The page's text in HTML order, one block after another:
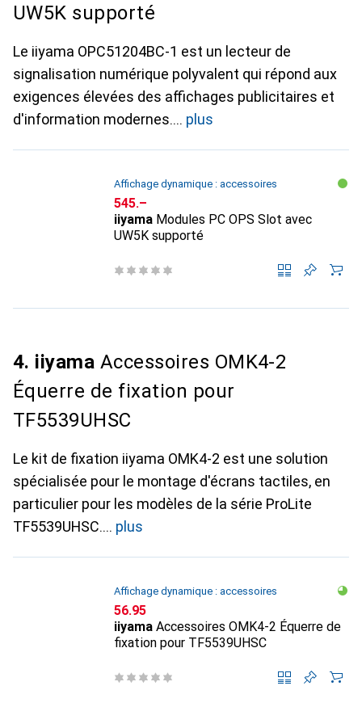
UW5K supporté
Le iiyama OPC51204BC-1 est un lecteur de
signalisation numérique polyvalent qui répond aux
exigences élevées des affichages publicitaires et
d'information modernes.
plus
Affichage dynamique : accessoires
CHF
545.–
iiyama Modules PC OPS Slot avec
UW5K supporté
4. iiyama Accessoires OMK4-2
Équerre de fixation pour
TF5539UHSC
Le kit de fixation iiyama OMK4-2 est une solution
spécialisée pour le montage d'écrans tactiles, en
particulier pour les modèles de la série ProLite
TF5539UHSC.
plus
Affichage dynamique : accessoires
CHF
56.95
iiyama Accessoires OMK4-2 Équerre de
fixation pour TF5539UHSC